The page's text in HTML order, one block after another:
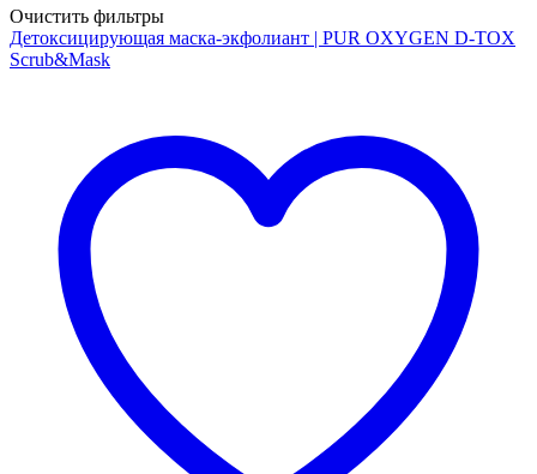
Очистить фильтры
Детоксицирующая маска-экфолиант | PUR OXYGEN D-TOX
Scrub&Mask